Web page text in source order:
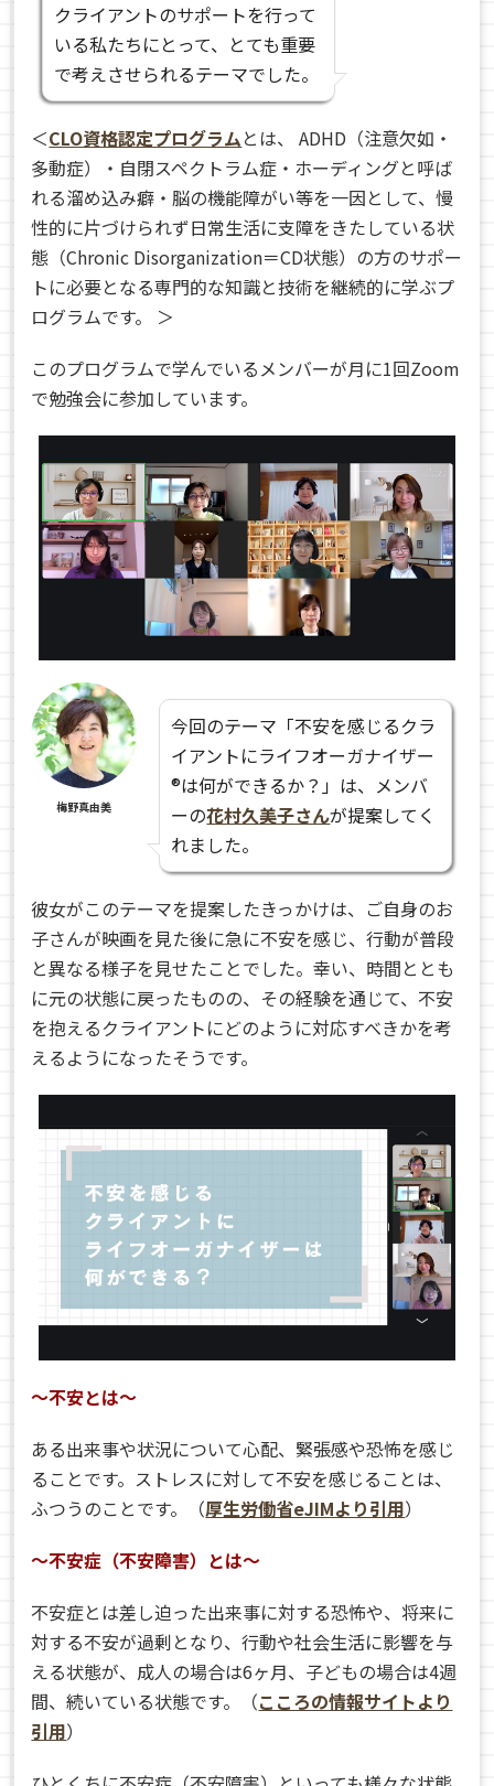
クライアントのサポートを行って
いる私たちにとって、とても重要
で考えさせられるテーマでした。
＜CLO資格認定プログラムとは、 ADHD（注意欠如・
多動症）・自閉スペクトラム症・ホーディングと呼ば
れる溜め込み癖・脳の機能障がい等を一因として、慢
性的に片づけられず日常生活に支障をきたしている状
態（Chronic Disorganization＝CD状態）の方のサポー
トに必要となる専門的な知識と技術を継続的に学ぶプ
ログラムです。 ＞
このプログラムで学んでいるメンバーが月に1回Zoom
で勉強会に参加しています。
梅野真由美
今回のテーマ「不安を感じるクラ
イアントにライフオーガナイザー
®は何ができるか？」は、メンバ
ーの花村久美子さんが提案してく
れました。
彼女がこのテーマを提案したきっかけは、ご自身のお
子さんが映画を見た後に急に不安を感じ、行動が普段
と異なる様子を見せたことでした。幸い、時間ととも
に元の状態に戻ったものの、その経験を通じて、不安
を抱えるクライアントにどのように対応すべきかを考
えるようになったそうです。
〜不安とは〜
ある出来事や状況について心配、緊張感や恐怖を感じ
ることです。ストレスに対して不安を感じることは、
ふつうのことです。（厚生労働省eJIMより引用）
〜不安症（不安障害）とは〜
不安症とは差し迫った出来事に対する恐怖や、将来に
対する不安が過剰となり、行動や社会生活に影響を与
える状態が、成人の場合は6ヶ月、子どもの場合は4週
間、続いている状態です。（こころの情報サイトより
引用）